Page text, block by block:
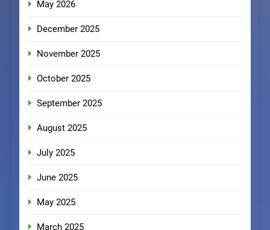
May 2026
December 2025
November 2025
October 2025
September 2025
August 2025
July 2025
June 2025
May 2025
March 2025